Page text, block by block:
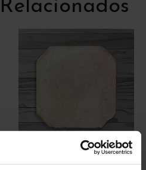
Zellige en stock -